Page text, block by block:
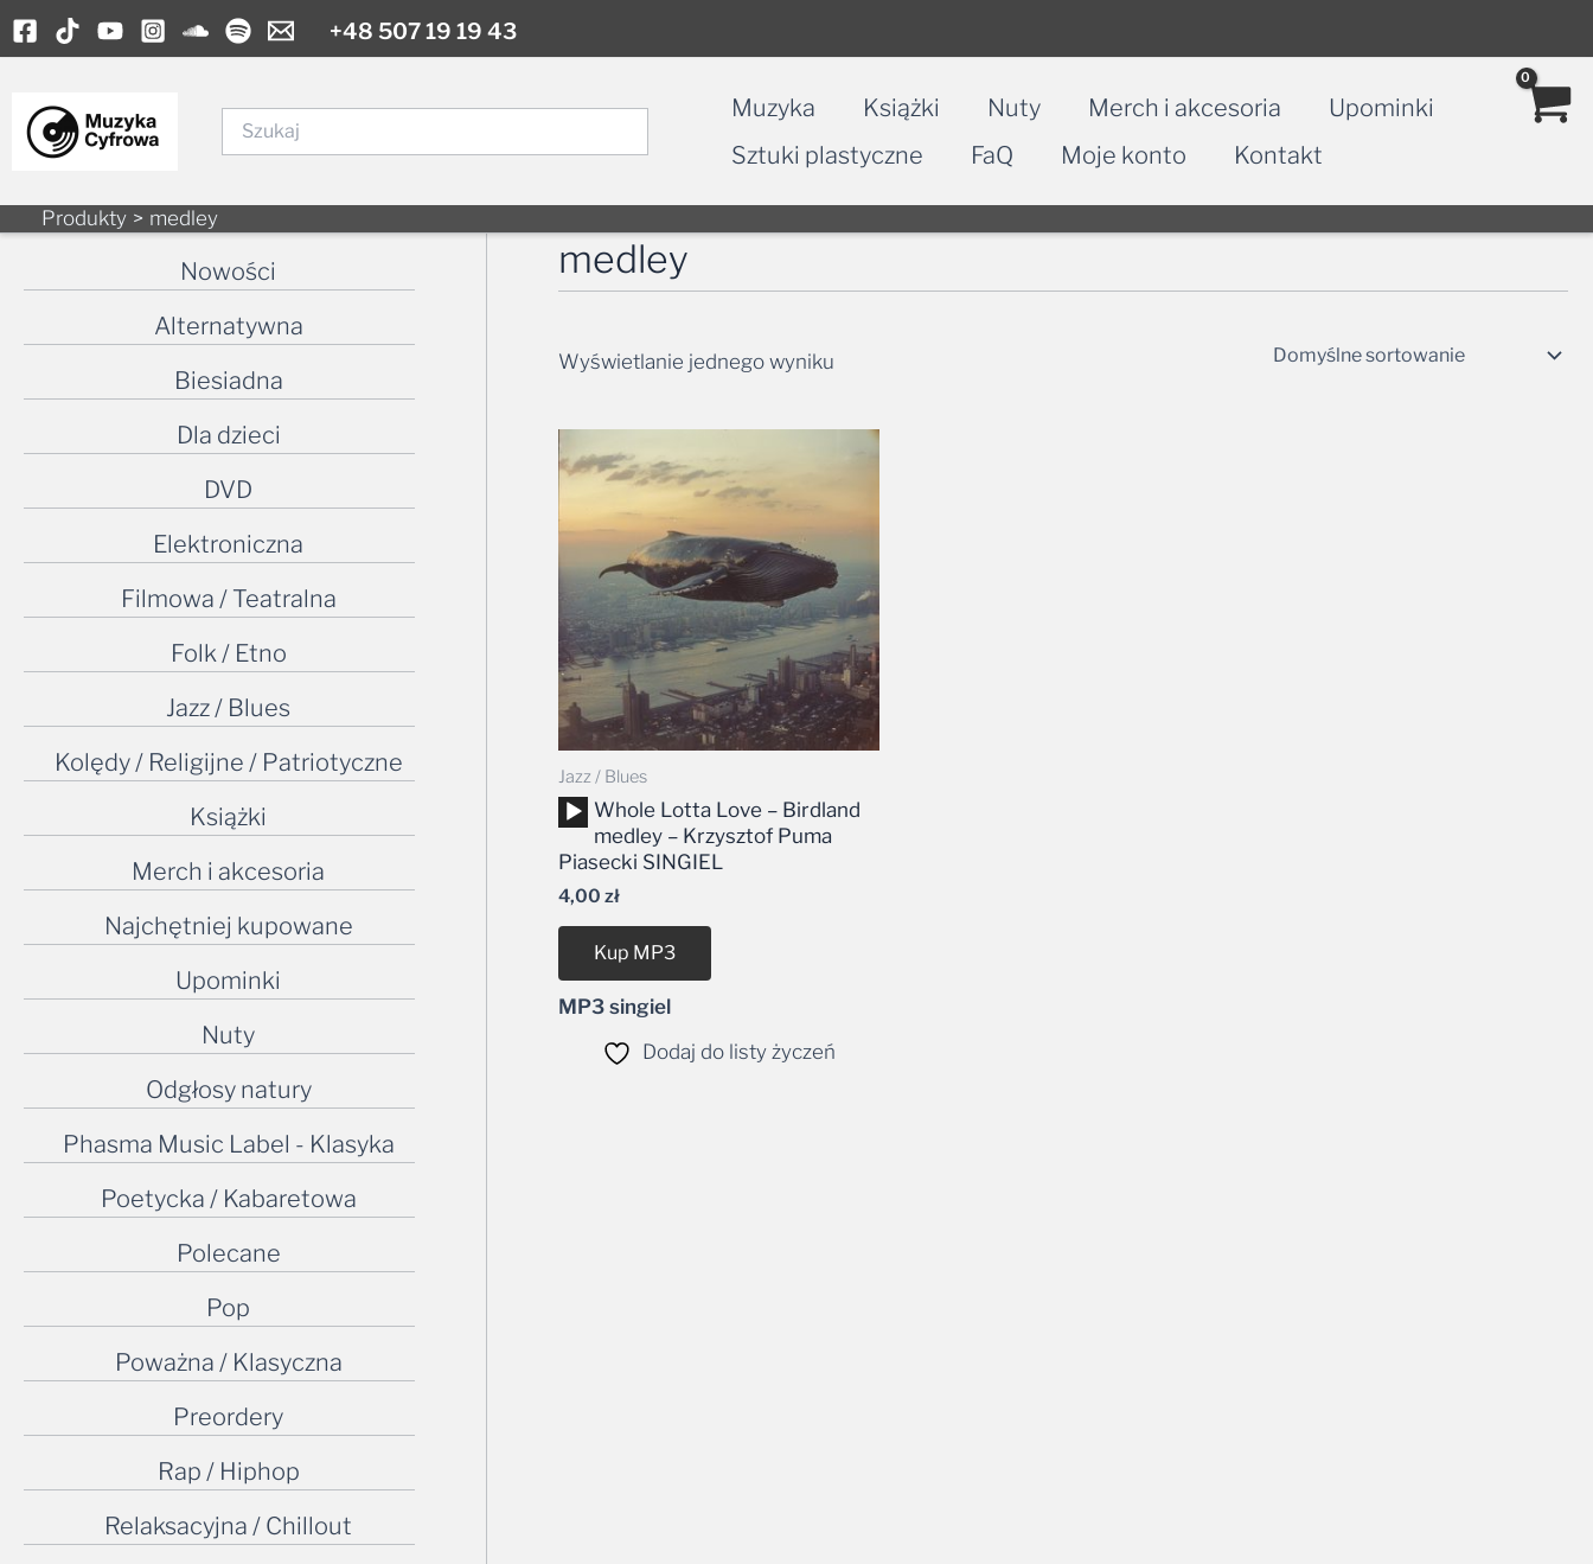
Skip
to
+48 507 19 19 43
Muzyka Książki Nuty Merch i akcesoria
Upominki
Sztuki plastyczne
FaQ Moje konto Kontakt
Produkty medley
Nowości
Alternatywna
Biesiadna
Dla dzieci
DVD
Elektroniczna
Filmowa / Teatralna
Folk / Etno
Jazz / Blues
Kolędy / Religijne / Patriotyczne
Książki
Merch i akcesoria
Najchętniej kupowane
Upominki
Nuty
Odgłosy natury
Phasma Music Label - Klasyka
Poetycka / Kabaretowa
Polecane
Pop
Poważna / Klasyczna
Preordery
Rap / Hiphop
Relaksacyjna / Chillout
medley
Wyświetlanie jednego wyniku
Jazz / Blues
Odtwarzacz
plików
dźwiękowych
Whole Lotta Love – Birdland
medley – Krzysztof Puma
Piasecki SINGIEL
4,00zł
Kup MP3
MP3 singiel
Dodaj do listy życzeń